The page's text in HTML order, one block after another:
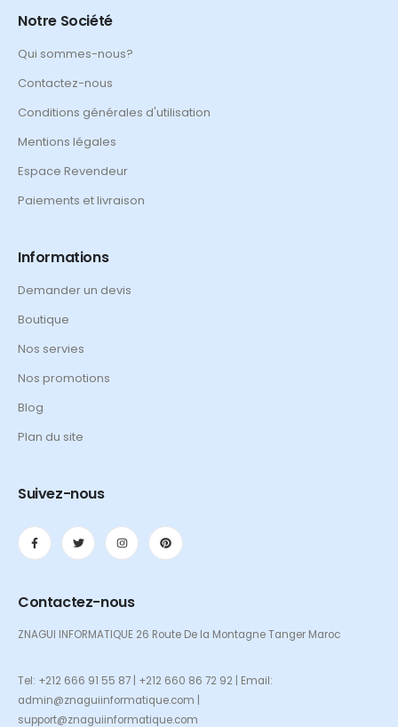
Notre Société
Qui sommes-nous?
Contactez-nous
Conditions générales d'utilisation
Mentions légales
Espace Revendeur
Paiements et livraison
Informations
Demander un devis
Boutique
Nos servies
Nos promotions
Blog
Plan du site
Suivez-nous
Contactez-nous
ZNAGUI INFORMATIQUE 26 Route De la Montagne Tanger Maroc
Tel: +212 666 91 55 87 | +212 660 86 72 92 | Email:
admin@znaguiinformatique.com |
support@znaguiinformatique.com